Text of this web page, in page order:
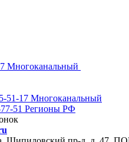
Многоканальный
51-17 Многоканальный
51 Регионы РФ